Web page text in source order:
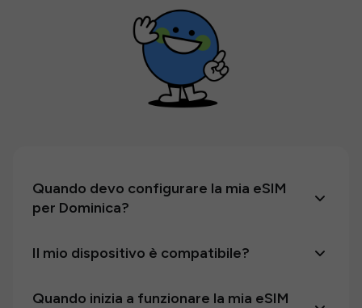
Quando devo configurare la mia eSIM
per Dominica?
Il mio dispositivo è compatibile?
Quando inizia a funzionare la mia eSIM